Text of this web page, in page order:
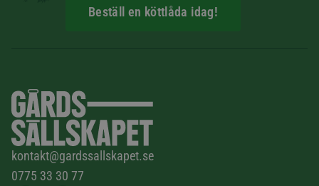
Beställ en köttlåda idag!
kontakt@gardssallskapet.se
0775 33 30 77